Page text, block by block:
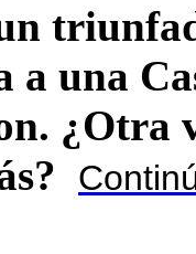
a una
¿Otra